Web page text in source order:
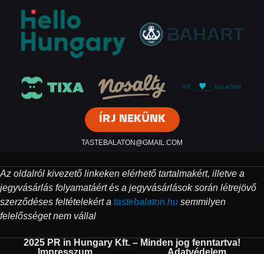
ÍRJ NEKÜNK
TASTEBALATON@GMAIL.COM
Az oldalról kivezető linkeken elérhető tartalmakért, illetve a
jegyvásárlás folyamatáért és a jegyvásárlások során létrejövő
szerződéses feltételekért a tastebalaton.hu semmilyen
felelősséget nem vállal
2025 PR in Hungary Kft. – Minden jog fenntartva!